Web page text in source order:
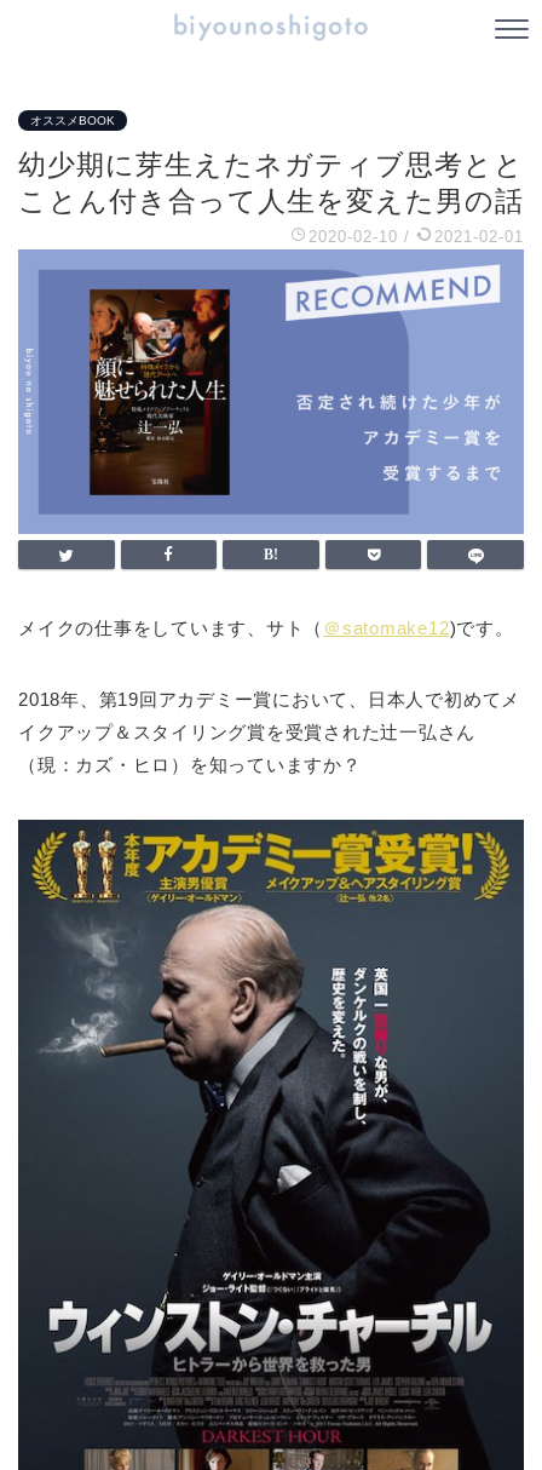
オススメBOOK
幼少期に芽生えたネガティブ思考とと
ことん付き合って人生を変えた男の話
2020-02-10 / 2021-02-01
メイクの仕事をしています、サト（ ＠satomake12)です。
2018年、第19回アカデミー賞において、日本人で初めてメ
イクアップ＆スタイリング賞を受賞された辻一弘さん
（現：カズ・ヒロ）を知っていますか？